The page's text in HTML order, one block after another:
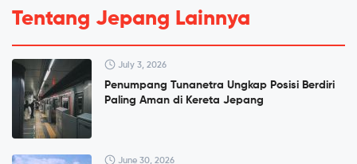
Tentang Jepang Lainnya
July 3, 2026
Penumpang Tunanetra Ungkap Posisi Berdiri
Paling Aman di Kereta Jepang
June 30, 2026